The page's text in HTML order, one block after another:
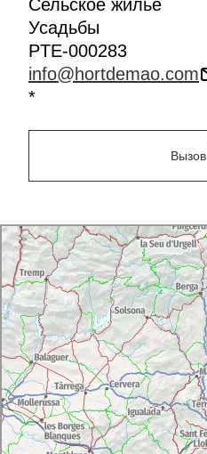
Сельское жилье
Усадьбы
PTE-000283
info@hortdemao.com
*
Вызов